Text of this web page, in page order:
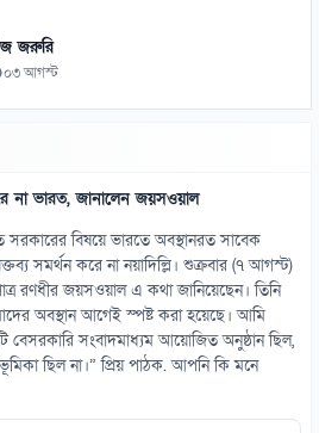
হারানোর ঝুঁকি বেশি
তেল আমদানি বন্ধ যুক্তরাষ্ট্রের
আশঙ্কা
জরুরি
০৩ আগস্ট
না ভারত, জানালেন জয়সওয়াল
সরকারের বিষয়ে ভারতে অবস্থানরত সাবেক
সমর্থন করে না নয়াদিল্লি। শুক্রবার (৭ আগস্ট)
রণধীর জয়সওয়াল এ কথা জানিয়েছেন। তিনি
অবস্থান আগেই স্পষ্ট করা হয়েছে। আমি
সংবাদমাধ্যম আয়োজিত অনুষ্ঠান ছিল,
ছিল না।” প্রিয় পাঠক. আপনি কি মনে